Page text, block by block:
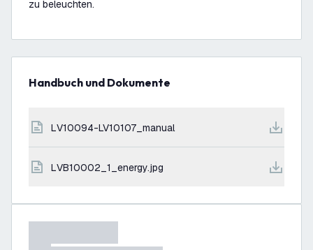
zu beleuchten.
Handbuch und Dokumente
LV10094-LV10107_manual
LVB10002_1_energy.jpg